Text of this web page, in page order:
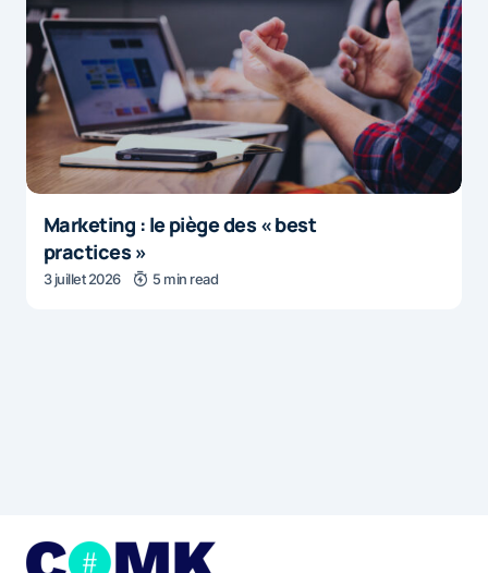
Marketing : le piège des « best
practices »
3 juillet 2026 5 min read